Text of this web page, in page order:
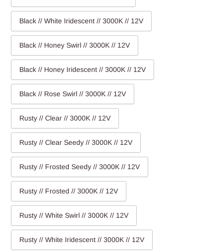
Black // White Iridescent // 3000K // 12V
Black // Honey Swirl // 3000K // 12V
Black // Honey Iridescent // 3000K // 12V
Black // Rose Swirl // 3000K // 12V
Rusty // Clear // 3000K // 12V
Rusty // Clear Seedy // 3000K // 12V
Rusty // Frosted Seedy // 3000K // 12V
Rusty // Frosted // 3000K // 12V
Rusty // White Swirl // 3000K // 12V
Rusty // White Iridescent // 3000K // 12V